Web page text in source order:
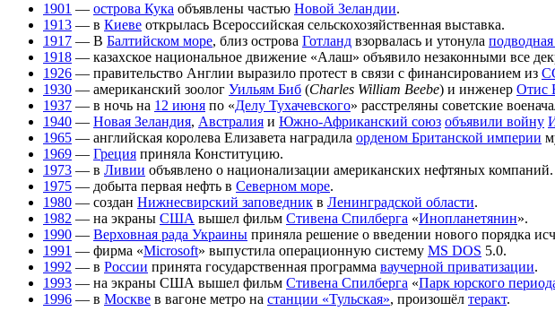
1901 — острова Кука объявлены частью Новой Зеландии.
1913 — в Киеве открылась Всероссийская сельскохозяйственная выставка.
1917 — В Балтийском море, близ острова Готланд взорвалась и утонула
1918 — казахское национальное движение «Алаш» объявило незаконными все
1926 — правительство Англии выразило протест в связи с финансированием из
1930 — американский зоолог Уильям Биб (Charles William Beebe) и инженер Отис
1937 — в ночь на 12 июня по «Делу Тухачевского» расстреляны советские
1940 — Новая Зеландия, Австралия и Южно-Африканский союз объявили войну
1965 — английская королева Елизавета наградила орденом Британской империи
1969 — Греция приняла Конституцию.
1973 — в Ливии объявлено о национализации американских нефтяных компаний.
1975 — добыта первая нефть в Северном море.
1980 — создан Нижнесвирский заповедник в Ленинградской области.
1982 — на экраны США вышел фильм Стивена Спилберга «Инопланетянин».
1990 — Верховная рада Украины приняла решение о введении нового порядка
1991 — фирма «Microsoft» выпустила операционную систему MS DOS 5.0.
1992 — в России принята государственная программа ваучерной приватизации.
1993 — на экраны США вышел фильм Стивена Спилберга «Парк юрского
1996 — в Москве в вагоне метро на станции «Тульская», произошёл теракт.